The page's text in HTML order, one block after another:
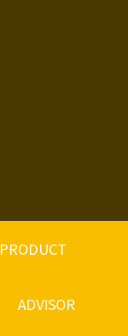
PRODUCT
ADVISOR